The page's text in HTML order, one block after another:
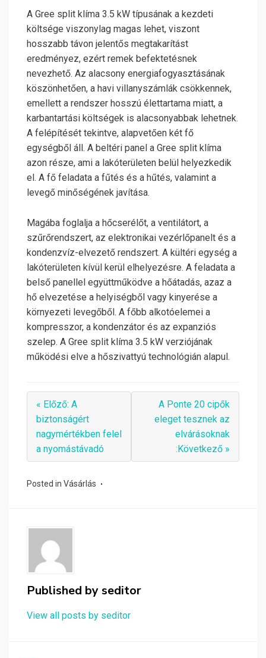
A Gree split klíma 3.5 kW típusának a kezdeti
költsége viszonylag magas lehet, viszont
hosszabb távon jelentős megtakarítást
eredményez, ezért remek befektetésnek
nevezhető. Az alacsony energiafogyasztásának
köszönhetően, a havi villanyszámlák csökkennek,
emellett a rendszer hosszú élettartama miatt, a
karbantartási költségek is alacsonyabbak lehetnek.
A felépítését tekintve, alapvetően két fő
egységből áll. A beltéri panel a Gree split klíma
azon része, ami a lakóterületen belül helyezkedik
el. A fő feladata a fűtés és a hűtés, valamint a
levegő minőségének javítása.
Magába foglalja a hőcserélőt, a ventilátort, a
szűrőrendszert, az elektronikai vezérlőpanelt és a
kondenzvíz-elvezető rendszert. A kültéri egység a
lakóterületen kívül kerül elhelyezésre. A feladata a
belső panellel együttműködve a hőátadás, azaz a
hő elvezetése a helyiségből vagy kinyerése a
környezeti levegőből. A főbb alkotóelemei a
kompresszor, a kondenzátor és az expanziós
szelep. A Gree split klíma 3.5 kW verziójának
működési elve a hőszivattyú technológián alapul.
« Előző: A
biztonságért
nagymértékben felel
a nyomástávadó
A Ponte 20 cipők
eleget tesznek az
elvárásoknak
:Következő »
Posted in Vásárlás
Published byseditor
View all posts by seditor